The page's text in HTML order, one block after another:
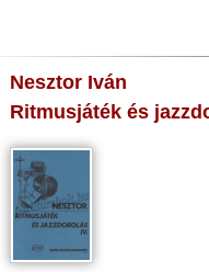
Nesztor Iván
Ritmusjáték és